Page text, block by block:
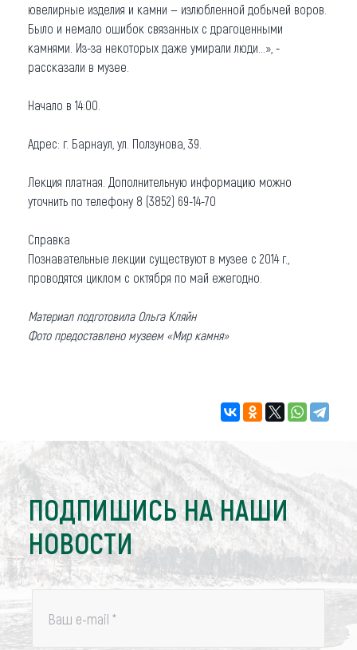
ювелирные изделия и камни — излюбленной добычей воров.
Было и немало ошибок связанных с драгоценными
камнями. Из-за некоторых даже умирали люди…», -
рассказали в музее.
Начало в 14:00.
Адрес: г. Барнаул, ул. Ползунова, 39.
Лекция платная. Дополнительную информацию можно
уточнить по телефону 8 (3852) 69-14-70
Справка
Познавательные лекции существуют в музее с 2014 г.,
проводятся циклом с октября по май ежегодно.
Материал подготовила Ольга Кляйн
Фото предоставлено музеем «Мир камня»
ПОДПИШИСЬ НА НАШИ
НОВОСТИ
Ваш e-mail *